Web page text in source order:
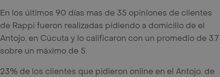
En los últimos 90 días mas de 35 opiniones de clientes
de Rappi fueron realizadas pidiendo a domicilio de el
Antojo. en Cúcuta y lo calificaron con un promedio de 3.7
sobre un máximo de 5.
23% de los clientes que pidieron online en el Antojo. de